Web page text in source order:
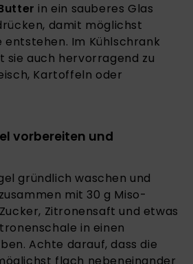
in ein sauberes Glas
damit möglichst
entstehen. Im Kühlschrank
sie auch hervorragend zu
Kartoffeln oder
vorbereiten und
gründlich waschen und
mit 30 g Miso-
Zitronensaft und etwas
in einen
Achte darauf, dass die